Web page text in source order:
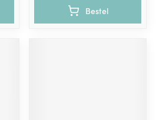
Bestel